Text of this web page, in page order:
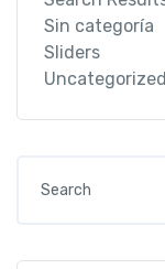
Sin categoría
Sliders
Uncategorized